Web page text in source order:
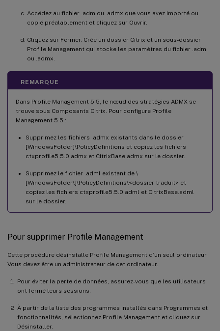
Accédez au fichier .adm ou .admx que vous avez importé ou
copié préalablement et cliquez sur Ouvrir.
Cliquez sur Fermer. Crée un dossier Citrix et un sous-dossier
Profile Management qui stocke les paramètres du fichier .adm
ou .admx.
REMARQUE
Dans Profile Management 5.5, le nœud des stratégies ADMX se
trouve sous Composants Citrix. Pour configure Profile
Management 5.5 :
Supprimez les fichiers .admx existants dans le dossier
[WindowsFolder]\PolicyDefinitions et copiez les fichiers
ctxprofile5.5.0.admx et CitrixBase.admx sur le dossier.
Supprimez le fichier .adml existant de \
[WindowsFolder\]\PolicyDefinitions\<dossier traduit> et
copiez les fichiers ctxprofile5.5.0.adml et CitrixBase.adml
sur le dossier.
Pour supprimer Profile Management
Cette procédure désinstalle Profile Management d’un seul ordinateur.
Vous devez être un administrateur de cet ordinateur.
Pour éviter la perte de données, assurez-vous que les utilisateurs
ont fermé leurs sessions.
À partir de la liste des programmes installés dans Programmes et
fonctionnalités, sélectionnez Profile Management et cliquez sur
Désinstaller.